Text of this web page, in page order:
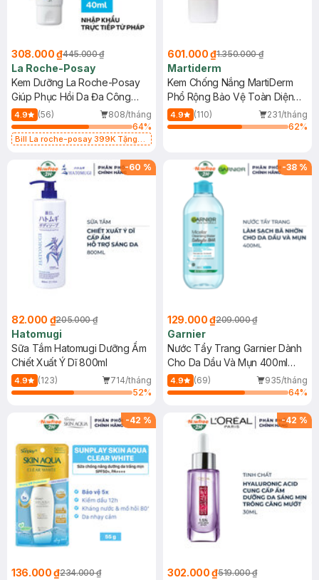
308.000 ₫445.000 ₫
La Roche-Posay
Kem Dưỡng La Roche-Posay
Giúp Phục Hồi Da Đa Công
Dụng 40ml
4.9 (56)
808/tháng
64%
Bill La roche-posay 399K Tặng
(SL có hạn)
601.000 ₫1.350.000 ₫
Martiderm
Kem Chống Nắng MartiDerm
Phổ Rộng Bảo Vệ Toàn Diện
40ml
4.9 (110)
231/tháng
62%
-60 %
82.000 ₫205.000 ₫
Hatomugi
Sữa Tắm Hatomugi Dưỡng Ẩm
Chiết Xuất Ý Dĩ 800ml
4.9 (123)
714/tháng
52%
-38 %
129.000 ₫209.000 ₫
Garnier
Nước Tẩy Trang Garnier Dành
Cho Da Dầu Và Mụn 400ml
(Mới)
4.9 (69)
935/tháng
64%
-42 %
136.000 ₫234.000 ₫
-42 %
302.000 ₫519.000 ₫